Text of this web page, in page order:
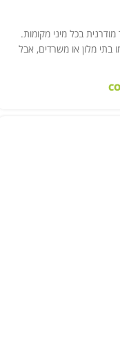
בכל מיני מקומות.
בתי מלון או משרדים, אבל